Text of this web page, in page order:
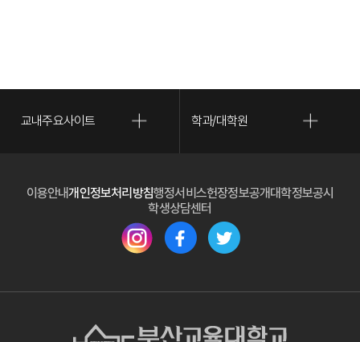
교내주요사이트 학과/대학원
이용안내개인정보처리방침행정서비스헌장정보공개대학정보공시
학생상담센터
(새 창 열림)(새 창 열림)(새 창 열림)